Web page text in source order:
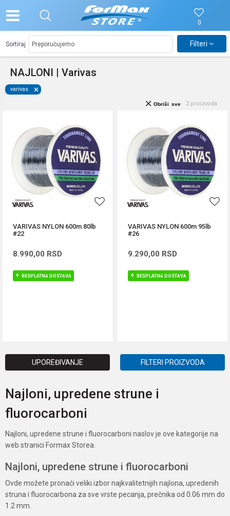
0
NAJLONI | Varivas
Sortiraj Filteri
varivas
2 proizvoda
Obriši sve
VARIVAS NYLON 600m 80lb
#22
8.990,00 RSD
BESPLATNA DOSTAVA
VARIVAS NYLON 600m 95lb
#26
9.290,00 RSD
BESPLATNA DOSTAVA
UPOREĐIVANJE FILTERI PROIZVODA
Najloni, upredene strune i
fluorocarboni
Najloni, upredene strune i fluorocarboni naslov je ove kategorije na
web stranici Formax Storea.
Najloni, upredene strune i fluorocarboni
Ovde možete pronaći veliki izbor najkvalitetnijih najlona, upredenih
struna i fluorocarbona za sve vrste pecanja, prečnika od 0.06 mm do
1.2 mm.